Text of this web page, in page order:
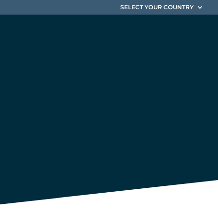
SELECT YOUR COUNTRY